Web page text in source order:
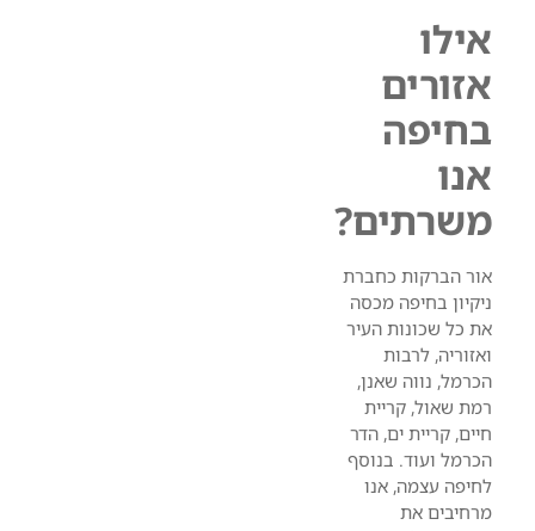
אילו
אזורים
בחיפה
אנו
משרתים?
אור הברקות כחברת
ניקיון בחיפה מכסה
את כל שכונות העיר
ואזוריה, לרבות
הכרמל, נווה שאנן,
רמת שאול, קריית
חיים, קריית ים, הדר
הכרמל ועוד. בנוסף
לחיפה עצמה, אנו
מרחיבים את